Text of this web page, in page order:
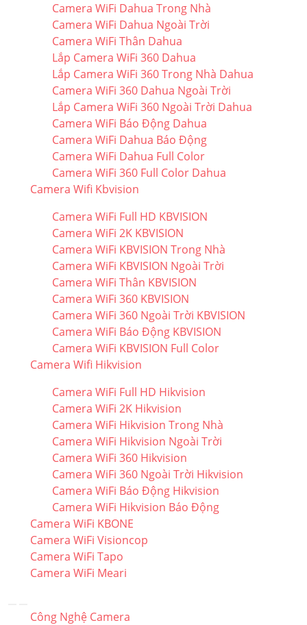
Camera WiFi Dahua Trong Nhà
Camera WiFi Dahua Ngoài Trời
Camera WiFi Thân Dahua
Lắp Camera WiFi 360 Dahua
Lắp Camera WiFi 360 Trong Nhà Dahua
Camera WiFi 360 Dahua Ngoài Trời
Lắp Camera WiFi 360 Ngoài Trời Dahua
Camera WiFi Báo Động Dahua
Camera WiFi Dahua Báo Động
Camera WiFi Dahua Full Color
Camera WiFi 360 Full Color Dahua
Camera Wifi Kbvision
Camera WiFi Full HD KBVISION
Camera WiFi 2K KBVISION
Camera WiFi KBVISION Trong Nhà
Camera WiFi KBVISION Ngoài Trời
Camera WiFi Thân KBVISION
Camera WiFi 360 KBVISION
Camera WiFi 360 Ngoài Trời KBVISION
Camera WiFi Báo Động KBVISION
Camera WiFi KBVISION Full Color
Camera Wifi Hikvision
Camera WiFi Full HD Hikvision
Camera WiFi 2K Hikvision
Camera WiFi Hikvision Trong Nhà
Camera WiFi Hikvision Ngoài Trời
Camera WiFi 360 Hikvision
Camera WiFi 360 Ngoài Trời Hikvision
Camera WiFi Báo Động Hikvision
Camera WiFi Hikvision Báo Động
Camera WiFi KBONE
Camera WiFi Visioncop
Camera WiFi Tapo
Camera WiFi Meari
Công Nghệ Camera